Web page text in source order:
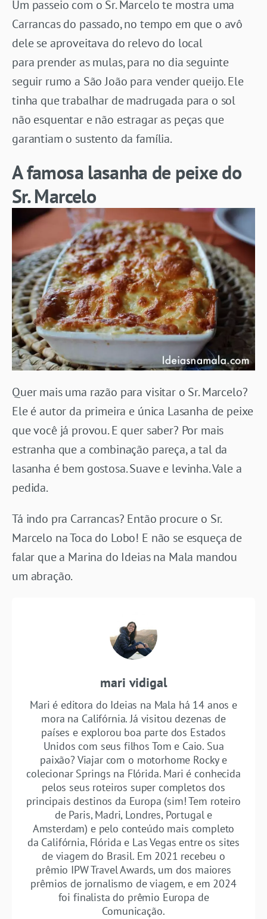
Um passeio com o Sr. Marcelo te mostra uma
Carrancas do passado, no tempo em que o avô
dele se aproveitava do relevo do local
para prender as mulas, para no dia seguinte
seguir rumo a São João para vender queijo. Ele
tinha que trabalhar de madrugada para o sol
não esquentar e não estragar as peças que
garantiam o sustento da família.
A famosa lasanha de peixe do
Sr. Marcelo
Quer mais uma razão para visitar o Sr. Marcelo?
Ele é autor da primeira e única Lasanha de peixe
que você já provou. E quer saber? Por mais
estranha que a combinação pareça, a tal da
lasanha é bem gostosa. Suave e levinha. Vale a
pedida.
Tá indo pra Carrancas? Então procure o Sr.
Marcelo na Toca do Lobo! E não se esqueça de
falar que a Marina do Ideias na Mala mandou
um abração.
mari vidigal
Mari é editora do Ideias na Mala há 14 anos e
mora na Califórnia. Já visitou dezenas de
países e explorou boa parte dos Estados
Unidos com seus filhos Tom e Caio. Sua
paixão? Viajar com o motorhome Rocky e
colecionar Springs na Flórida. Mari é conhecida
pelos seus roteiros super completos dos
principais destinos da Europa (sim! Tem roteiro
de Paris, Madri, Londres, Portugal e
Amsterdam) e pelo conteúdo mais completo
da Califórnia, Flórida e Las Vegas entre os sites
de viagem do Brasil. Em 2021 recebeu o
prêmio IPW Travel Awards, um dos maiores
prêmios de jornalismo de viagem, e em 2024
foi finalista do prêmio Europa de
Comunicação.